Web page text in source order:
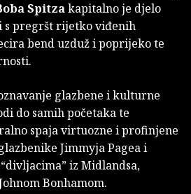
Spitzakapitalno je djelo
s pregršt rijetko viđenih
bend uzduž i poprijeko te
glazbene i kulturne
do samih početaka te
spaja virtuozne i profinjene
Jimmyja Pagea i
“divljacima” iz Midlandsa,
Bonhamom.